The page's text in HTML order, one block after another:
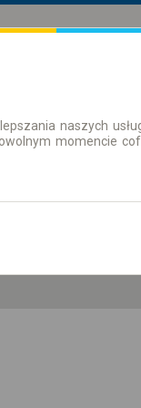
naszych
momencie